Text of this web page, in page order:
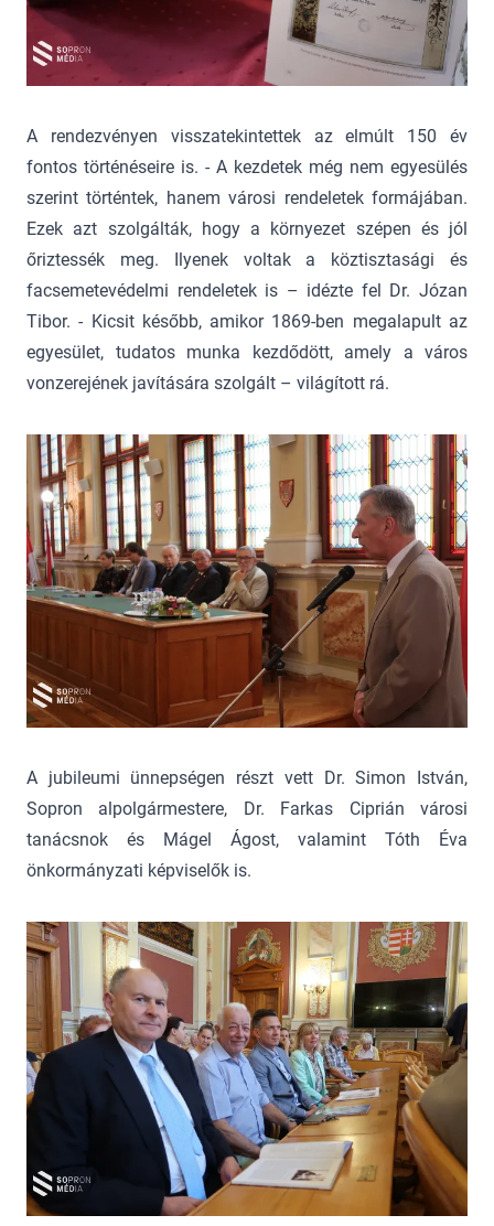
A rendezvényen visszatekintettek az elmúlt 150 év
fontos történéseire is. - A kezdetek még nem egyesülés
szerint történtek, hanem városi rendeletek formájában.
Ezek azt szolgálták, hogy a környezet szépen és jól
őriztessék meg. Ilyenek voltak a köztisztasági és
facsemetevédelmi rendeletek is – idézte fel Dr. Józan
Tibor. - Kicsit később, amikor 1869-ben megalapult az
egyesület, tudatos munka kezdődött, amely a város
vonzerejének javítására szolgált – világított rá.
A jubileumi ünnepségen részt vett Dr. Simon István,
Sopron alpolgármestere, Dr. Farkas Ciprián városi
tanácsnok és Mágel Ágost, valamint Tóth Éva
önkormányzati képviselők is.